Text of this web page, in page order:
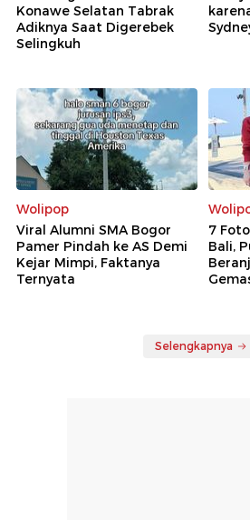
Konawe Selatan Tabrak
Adiknya Saat Digerebek
Selingkuh
Wolipop
Viral Alumni SMA Bogor
Pamer Pindah ke AS Demi
Kejar Mimpi, Faktanya
Ternyata
7
Bali,
Selengkapnya